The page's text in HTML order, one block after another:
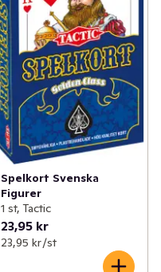
Spelkort Svenska
Figurer
1 st, Tactic
23,95 kr
23,95 kr /st